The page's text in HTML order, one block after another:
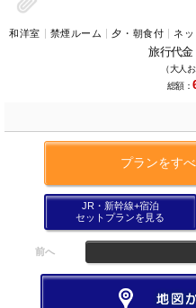
和洋室 禁煙ルーム 夕・朝食付 ネッ
旅行代金
（大人
総額：
プランをす
JR・新幹線+宿泊
セットプランを見る
前へ